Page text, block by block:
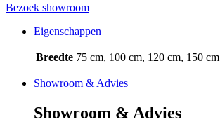
Bezoek showroom
Eigenschappen
Breedte 75 cm, 100 cm, 120 cm, 150 cm
Showroom & Advies
Showroom & Advies